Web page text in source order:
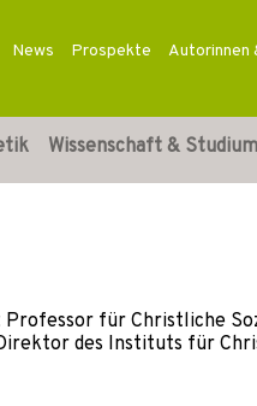
News Prospekte Autorinnen
Wissenschaft & Studium
für Christliche
des Instituts für